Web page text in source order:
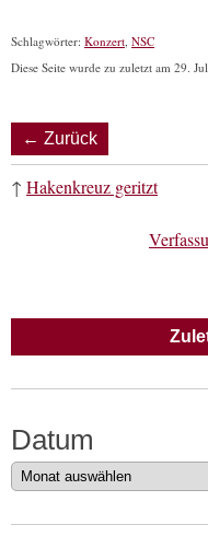
Schlagwörter: Konzert, NSC
Diese Seite wurde zu zuletzt am 29.
← Zurück
↑ Hakenkreuz geritzt
Datum
Datum